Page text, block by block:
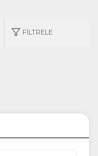
FILTRELE